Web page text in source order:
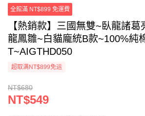
全館滿 NT$899 免運費
【熱銷款】三國無雙~臥龍諸
龍鳳雛~白貓龐統B款~100%純
T~AIGTHD050
超取满NT$899免运
NT$680
NT$549